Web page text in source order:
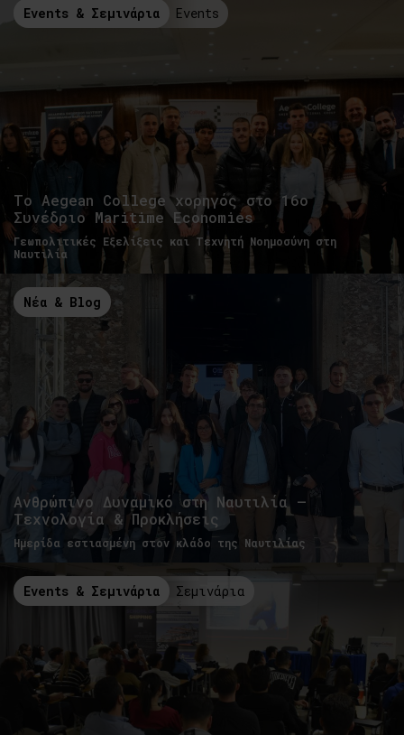
Events & Σεμινάρια Events
Το Aegean College χορηγός στο 16ο
Συνέδριο Maritime Economies
Γεωπολιτικές Εξελίξεις και Τεχνητή Νοημοσύνη στη
Ναυτιλία
Νέα & Blog
Ανθρώπινο Δυναμικό στη Ναυτιλία –
Τεχνολογία & Προκλήσεις
Ημερίδα εστιασμένη στον κλάδο της Ναυτιλίας
Events & Σεμινάρια Σεμινάρια